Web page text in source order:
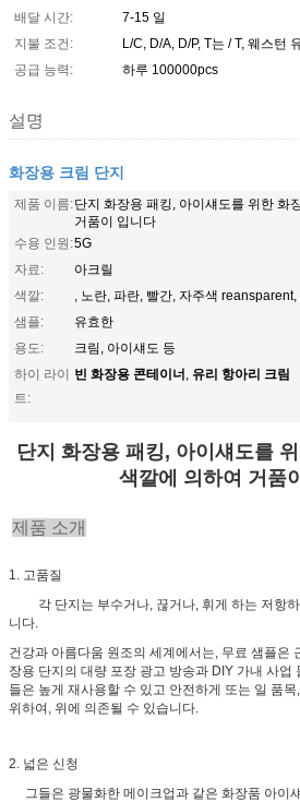
배달 시간:
7-15 일
지불 조건:
L/C, D/A, D/P, T는 / T, 웨스턴
공급 능력:
하루 100000pcs
설명
화장용 크림 단지
제품 이름:단지 화장용 패킹, 아이섀도를 위한 화
거품이 입니다
수용 인원:5G
자료:
아크릴
색깔:
, 노란, 파란, 빨간, 자주색 reansparent,
샘플:
유효한
용도:
크림, 아이섀도 등
하이 라이
트:
빈 화장용 콘테이너, 유리 항아리 크림
단지 화장용 패킹, 아이섀도를
색깔에 의하여 거품
제품 소개
1. 고품질
각 단지는 부수거나, 끊거나, 휘게 하는 저항하
니다.
건강과 아름다움 원조의 세계에서는, 무료 샘플은
장용 단지의 대량 포장 광고 방송과 DIY 가내 사업
들은 높게 재사용할 수 있고 안전하게 또는 일 품
위하여, 위에 의존될 수 있습니다.
2. 넓은 신청
그들은 광물화한 메이크업과 같은 화장품 아이